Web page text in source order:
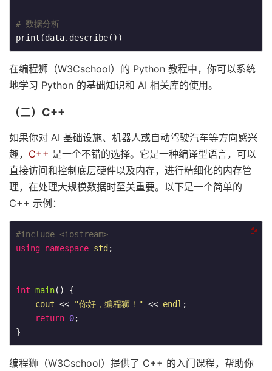
# 数据分析
print(data.describe())
在编程狮（W3Cschool）的 Python 教程中，你可以系统
地学习 Python 的基础知识和 AI 相关库的使用。
（二）C++
如果你对 AI 基础设施、机器人或自动驾驶汽车等方向感兴
趣， C++ 是一个不错的选择。它是一种编译型语言，可以
直接访问和控制底层硬件以及内存，进行精细化的内存管
理，在处理大规模数据时至关重要。以下是一个简单的
C++ 示例：
#include <iostream>
using namespace std ;
int main()
{
cout << "你好，编程狮！" << endl ;
return 0;
}
编程狮（W3Cschool）提供了 C++ 的入门课程，帮助你